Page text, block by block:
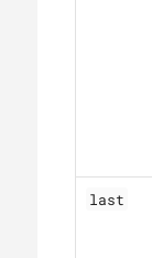
last